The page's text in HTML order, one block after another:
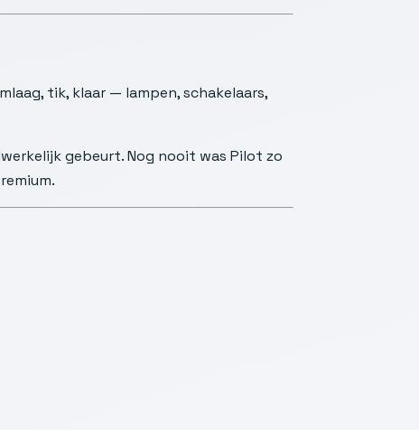
tik, klaar — lampen, schakelaars,
gebeurt. Nog nooit was Pilot zo